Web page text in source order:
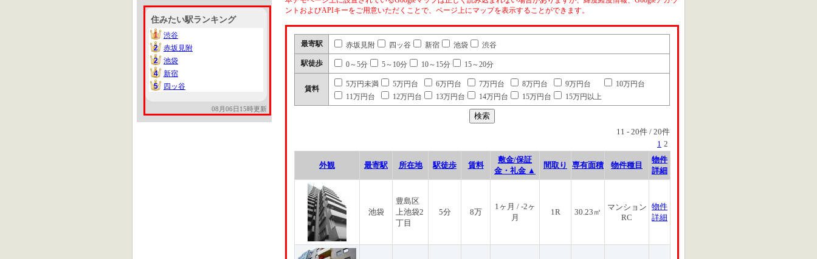
住みたい駅ランキング
1
1
渋谷
2
2
赤坂見附
2
2
池袋
4
4
新宿
5
5 四ッ谷
08月06日15時更新
ントおよびAPIキーをご用意いただくことで、ページ上にマップを表示することができます。
最寄駅 赤坂見附 四ッ谷 新宿 池袋 渋谷
駅徒歩 0～5分 5～10分 10～15分 15～20分
賃料
5万円未満 5万円台 6万円台 7万円台 8万円台 9万円台
10万円台
11万円台
12万円台 13万円台 14万円台 15万円台 15万円以上
11 - 20件 / 20件
1 2
外観 最寄駅 所在地 駅徒歩 賃料
敷金/保証
金・礼金 ▲
間取り 専有面積 物件種目
物件
詳細
池袋
豊島区
上池袋2
丁目
5分 8万
1ヶ月 / -2ヶ
月
1R 30.23㎡
マンション
RC
物件
詳細